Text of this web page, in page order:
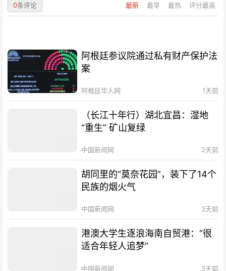
最新 最早 最热 评分最高
0条评论
阿根廷参议院通过私有财产保护法
案
阿根廷华人网 1天前
（长江十年行）湖北宜昌：湿地
“重生” 矿山复绿
中国新闻网 2天前
胡同里的“莫奈花园”，装下了14个
民族的烟火气
中国新闻网 3天前
港澳大学生逐浪海南自贸港：“很
适合年轻人追梦”
中国新闻网 3天前